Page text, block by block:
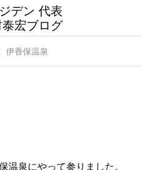
デン 代表
宏ブログ
伊香保温泉
温泉にやって参りました。